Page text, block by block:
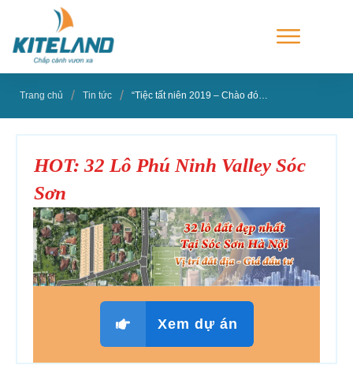
Trang chủ / Tin tức / “Tiệc tất niên 2019 – Chào đón năm canh tý 2020”
HOT: 32 Lô Phú Ninh Valley Sóc
Sơn
Xem dự án